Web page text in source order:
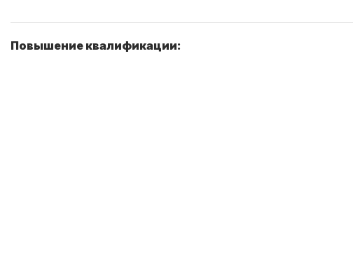
Повышение квалификации: